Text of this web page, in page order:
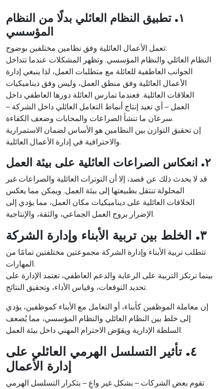
١. تطبيق النظام العائلي بدلًا من النظام
المؤسسي
تعمل الأعمال العائلية وفق نظامين مختلفين بوضوح:
النظام العائلي والنظام المؤسسي. وتظهر المشكلات عندما تتداخل
الجوانب العاطفية للعائلة مع متطلبات العمل، لذا ينبغي إدارة
الأعمال العائلية وفق منطق العمل، وليس وفق ديناميكيات
العلاقات العائلية. فعندما تمارس العائلة دورها العاطفي داخل
العمل – أي تعيد إنتاج أنماط التعامل العائلي داخل الشركة –
سرعان ما تنشأ الصراعات والمحابات وضعف الكفاءة.
إن تحقيق التوازن بين النظامين هو الأساس لضمان الاستمرارية
والاحترافية في إدارة الأعمال العائلية.
٢. انعكاس الصراعات العائلية على بيئة العمل
قد لا يحدث ذلك عن قصد، إلا أن التوترات العائلية والصراعات غير
المحلولة تنتقل بطبيعتها إلى بيئة العمل. ويمكن مما يعكس
الخلافات العائلية على ديناميكيات مكان العمل، مما يؤدي إلى
الإضرار بروح العمل الجماعي، والثقة، والإنتاجية.
٣. الخلط بين تربية الأبناء وإدارة الشركة
تتطلب تربية الأبناء وإدارة الشركة مجموعتين مختلفتين تمامًا من
المهارات.
بينما ترتكز التربية على الرعاية والدعم العاطفي، تعتمد الإدارة على
تحديد التوقعات، وقياس الأداء، وتحقيق النتائج.
إن معاملة الموظفين كأبناء، أو التعامل مع الأبناء كموظفين، يؤدي
إلى خلط بين النظام العائلي والنظام المؤسسي، مما يُضعف
السلطة الإدارية ويقوّض الاحترام المهني داخل بيئة العمل.
٤. تأثير التسلسل الهرمي العائلي على
إدارة الأعمال
تقوم بعض الشركات – بشكل غير واعٍ – بتكرار التسلسل الهرمي